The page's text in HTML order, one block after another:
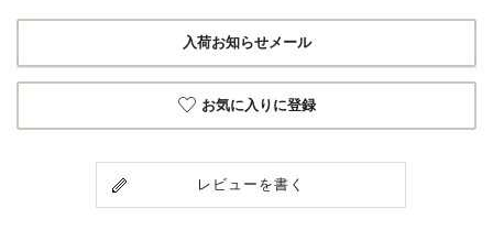
入荷お知らせメール
お気に入りに登録
レビューを書く